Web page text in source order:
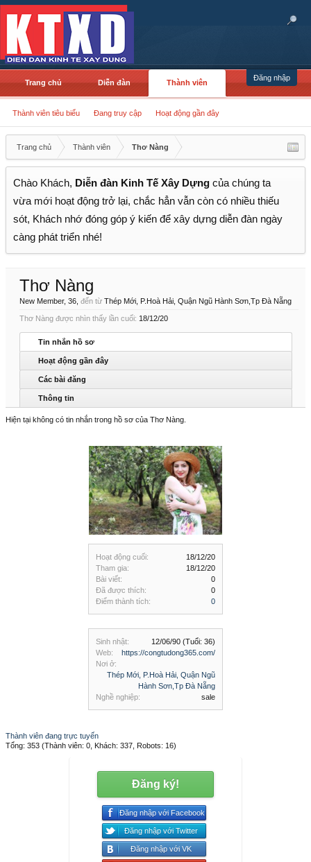
Đăng nhập
Trang chủ Diễn đàn Thành viên
Thành viên tiêu biểu Đang truy cập Hoạt động gần đây
Trang chủ Thành viên Thơ Nàng
Chào Khách, Diễn đàn Kinh Tế Xây Dựng của chúng ta
vừa mới hoạt động trở lại, chắc hẳn vẫn còn có nhiều thiếu
sót, Khách nhớ đóng góp ý kiến để xây dựng diễn đàn ngày
càng phát triển nhé!
Hoạt động cuối:
18/12/20
Tham gia:
18/12/20
Bài viết:
0
Đã được thích:
0
Điểm thành tích:
0
Sinh nhật: 12/06/90 (Tuổi: 36)
Web:
https://congtudong365.com/
Nơi ở:
Thép Mới, P.Hoà Hải, Quận Ngũ
Hành Sơn,Tp Đà Nẵng
Nghề nghiệp:
sale
Thơ Nàng
New Member, 36, đến từ Thép Mới, P.Hoà Hải, Quận Ngũ Hành Sơn,Tp Đà Nẵng
Thơ Nàng được nhìn thấy lần cuối: 18/12/20
Tin nhắn hồ sơ
Hoạt động gần đây
Các bài đăng
Thông tin
Hiện tại không có tin nhắn trong hồ sơ của Thơ Nàng.
Thành viên đang trực tuyến
Tổng: 353 (Thành viên: 0, Khách: 337, Robots: 16)
Đăng ký!
Đăng nhập với Facebook
Đăng nhập với Twitter
Đăng nhập với VK